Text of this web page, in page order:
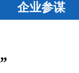
企业参谋